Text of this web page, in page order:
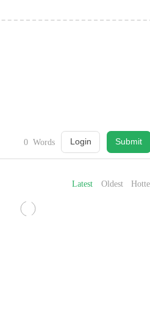
0 Words Login Submit
Latest Oldest